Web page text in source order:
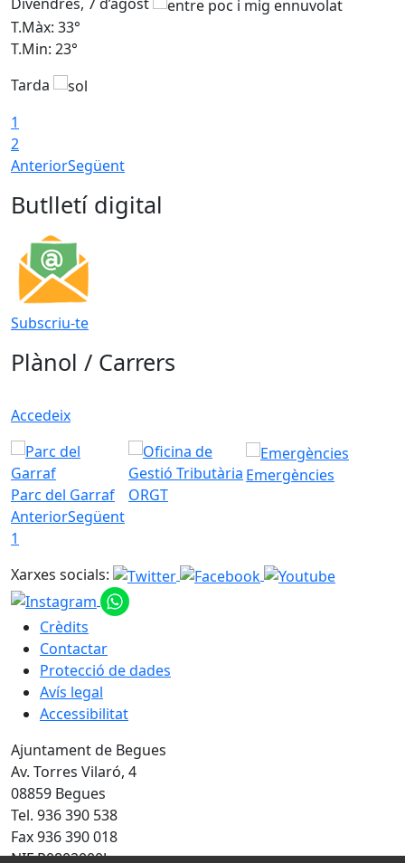
T.Màx: 33°
T.Min: 23°
Tarda
1
2
AnteriorSegüent
Butlletí digital
Subscriu-te
Plànol / Carrers
Accedeix
Parc del Garraf ORGT
Emergències
AnteriorSegüent
1
Xarxes socials:
Crèdits
Contactar
Protecció de dades
Avís legal
Accessibilitat
Ajuntament de Begues
Av. Torres Vilaró, 4
08859 Begues
Tel. 936 390 538
Fax 936 390 018
NIF P0802000J